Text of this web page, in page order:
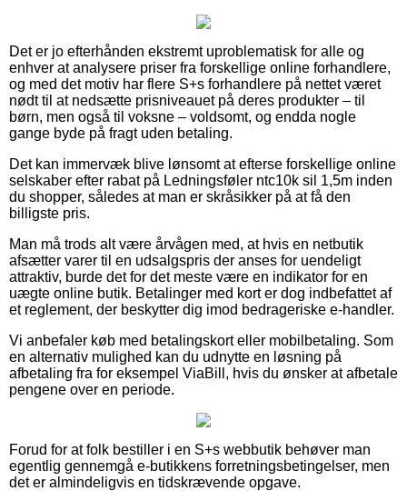
Det er jo efterhånden ekstremt uproblematisk for alle og
enhver at analysere priser fra forskellige online forhandlere,
og med det motiv har flere S+s forhandlere på nettet været
nødt til at nedsætte prisniveauet på deres produkter – til
børn, men også til voksne – voldsomt, og endda nogle
gange byde på fragt uden betaling.
Det kan immervæk blive lønsomt at efterse forskellige online
selskaber efter rabat på Ledningsføler ntc10k sil 1,5m inden
du shopper, således at man er skråsikker på at få den
billigste pris.
Man må trods alt være årvågen med, at hvis en netbutik
afsætter varer til en udsalgspris der anses for uendeligt
attraktiv, burde det for det meste være en indikator for en
uægte online butik. Betalinger med kort er dog indbefattet af
et reglement, der beskytter dig imod bedrageriske e-handler.
Vi anbefaler køb med betalingskort eller mobilbetaling. Som
en alternativ mulighed kan du udnytte en løsning på
afbetaling fra for eksempel ViaBill, hvis du ønsker at afbetale
pengene over en periode.
Forud for at folk bestiller i en S+s webbutik behøver man
egentlig gennemgå e-butikkens forretningsbetingelser, men
det er almindeligvis en tidskrævende opgave.